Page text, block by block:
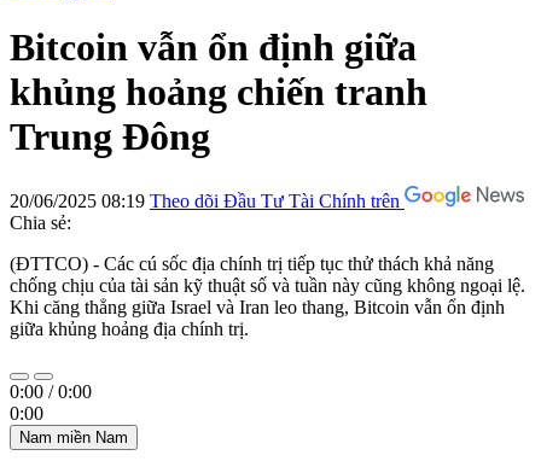
Bitcoin vẫn ổn định giữa
khủng hoảng chiến tranh
Trung Đông
20/06/2025 08:19 Theo dõi Đầu Tư Tài Chính trên
Chia sẻ:
(ĐTTCO) - Các cú sốc địa chính trị tiếp tục thử thách khả năng
chống chịu của tài sản kỹ thuật số và tuần này cũng không ngoại lệ.
Khi căng thẳng giữa Israel và Iran leo thang, Bitcoin vẫn ổn định
giữa khủng hoảng địa chính trị.
0:00 /0:00
0:00
Nam miền Nam